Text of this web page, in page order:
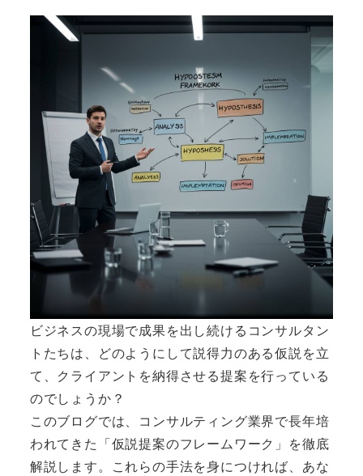
ビジネスの現場で成果を出し続けるコンサルタン
トたちは、どのようにして説得力のある仮説を立
て、クライアントを納得させる提案を行っている
のでしょうか？
このブログでは、コンサルティング業界で長年培
われてきた「仮説提案のフレームワーク」を徹底
解説します。これらの手法を身につければ、あな